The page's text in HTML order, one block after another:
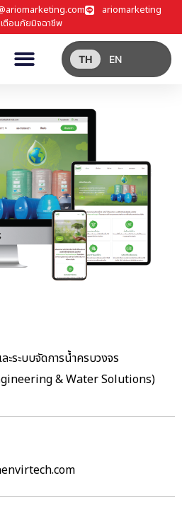
ariomarketing
เตือนภัยมิจฉาชีพ
TH EN
ระบบจัดการน้ำครบวงจร
& Water Solutions)